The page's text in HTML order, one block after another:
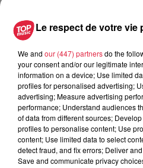
Date
du1er
au1er
Lieu Le Parc à
Le respect de votre
We and our (447) partnersdo the
your consent and/or our legitimate
information on a device; Use limited
profiles for personalised advertising;
advertising; Measure advertising
performance; Understand audiences
of data from different sources;
profiles to personalise content; Use
content; Use limited data to select
detect fraud, and fix errors; Deliver
Save and communicate privacy